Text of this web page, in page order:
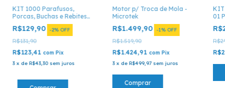
KIT 1000 Parafusos,
Porcas, Buchas e Rebites
para Óculos - 1000 Peças
R$129,90 -2% OFF
R$131,90
R$123,41 com Pix
3 x de R$43,30 sem juros
Motor p/ Troca de Mola -
Microtek
R$1.499,90 -1%OFF
R$1.519,90
R$1.424,91com Pix
3 xdeR$499,97 sem juros
Comprar
KIT
01